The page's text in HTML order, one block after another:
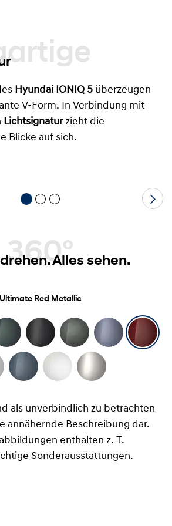
Hyundai IONIQ 5 überzeugen
V-Form. In Verbindung mit
Lichtsignaturzieht die
Blicke auf sich.
Alles sehen.
Ultimate Red Metallic
als unverbindlich zu betrachten
annähernde Beschreibung dar.
enthalten z. T.
Sonderausstattungen.